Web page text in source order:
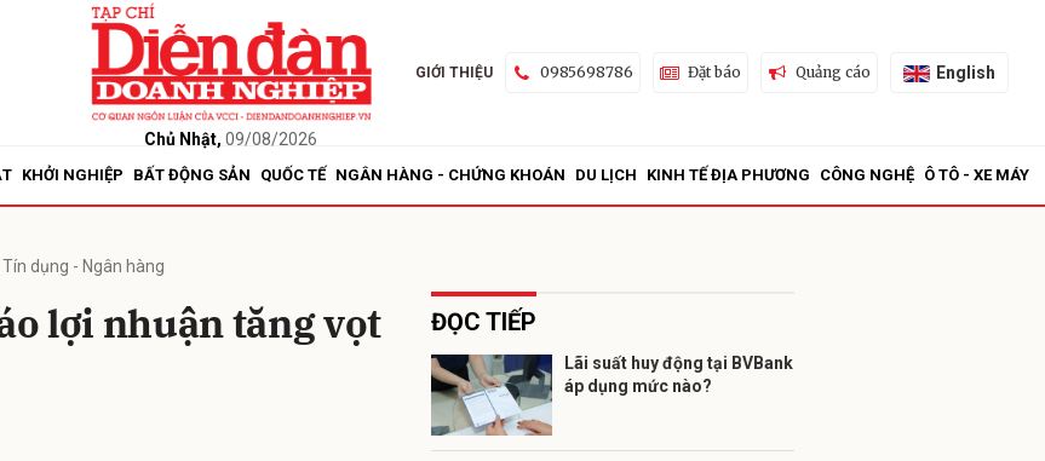
Chủ Nhật, 09/08/2026
GIỚI THIỆU 0985698786 Đặt báo Quảng cáo English
KHỞI NGHIỆP BẤT ĐỘNG SẢN QUỐC TẾ NGÂN HÀNG - CHỨNG KHOÁN DU LỊCH KINH TẾ ĐỊA PHƯƠNG CÔNG NGHỆ Ô TÔ - XE MÁY
Tín dụng - Ngân hàng
lợi nhuận tăng vọt
ĐỌC TIẾP
Lãi suất huy động tại BVBank
áp dụng mức nào?
Gửi